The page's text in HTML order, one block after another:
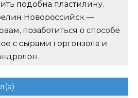
подобна пластилину.
Новороссийск —
позаботиться о способе
с сырами горгонзола и